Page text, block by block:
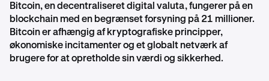
Bitcoin, en decentraliseret digital valuta, fungerer på en
blockchain med en begrænset forsyning på 21 millioner.
Bitcoin er afhængig af kryptografiske principper,
økonomiske incitamenter og et globalt netværk af
brugere for at opretholde sin værdi og sikkerhed.